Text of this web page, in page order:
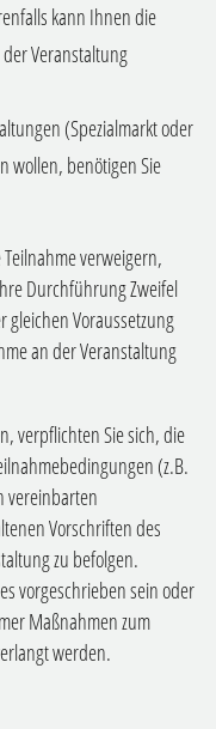
kann Ihnen die
Veranstaltung
(Spezialmarkt oder
wollen, benötigen Sie
verweigern,
Durchführung Zweifel
gleichen Voraussetzung
an der Veranstaltung
verpflichten Sie sich, die
(z.B.
vereinbarten
Vorschriften des
zu befolgen.
vorgeschrieben sein oder
Maßnahmen zum
werden.